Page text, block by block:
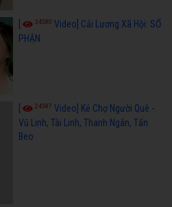
34580 Video] Cải Lương Xã Hội: SỐ
PHẬN
24587 Video] Kẻ Chợ Người Quê -
Vũ Linh, Tài Linh, Thanh Ngân, Tấn
Beo